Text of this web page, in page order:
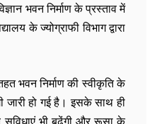
भवन निर्माण के प्रस्ताव में
के ज्योग्राफी विभाग द्वारा
भवन निर्माण की स्वीकृति के
जारी हो गई है। इसके साथ ही
सुविधाएं भी बढे़ंगी और रूसा के